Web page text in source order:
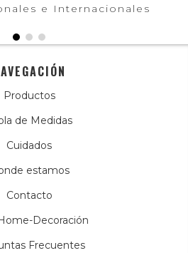
e Internacionales
Productos
de Medidas
Cuidados
estamos
Contacto
Decoración
Frecuentes